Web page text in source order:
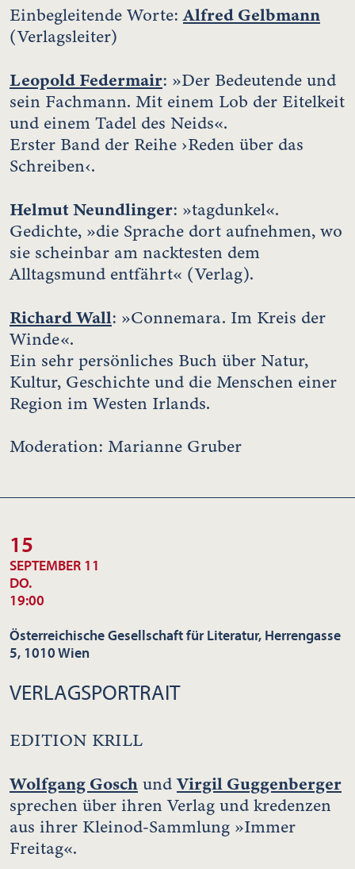
Einbegleitende Worte:Alfred Gelbmann
(Verlagsleiter)
Leopold Federmair: »Der Bedeutende und
sein Fachmann. Mit einem Lob der Eitelkeit
und einem Tadel des Neids«.
Erster Band der Reihe ›Reden über das
Schreiben‹.
Helmut Neundlinger: »tagdunkel«.
Gedichte, »die Sprache dort aufnehmen, wo
sie scheinbar am nacktesten dem
Alltagsmund entfährt« (Verlag).
Richard Wall: »Connemara. Im Kreis der
Winde«.
Ein sehr persönliches Buch über Natur,
Kultur, Geschichte und die Menschen einer
Region im Westen Irlands.
Moderation: Marianne Gruber
15
SEPTEMBER 11
DO.
19:00
Österreichische Gesellschaft für Literatur, Herrengasse
5, 1010 Wien
VERLAGSPORTRAIT
EDITION KRILL
Wolfgang Gosch undVirgil Guggenberger
sprechen über ihren Verlag und kredenzen
aus ihrer Kleinod-Sammlung »Immer
Freitag«.